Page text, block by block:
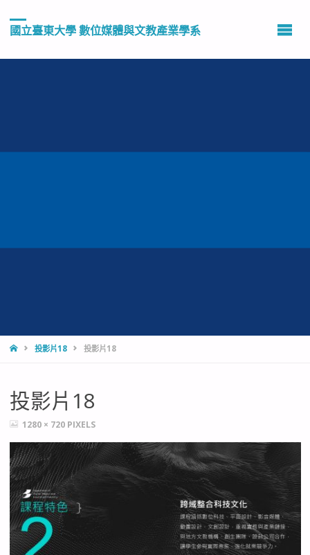
國立臺東大學 數位媒體與文教產業學系
HOME投影片18 投影片18
投影片18
FULL1280 × 720 PIXELS